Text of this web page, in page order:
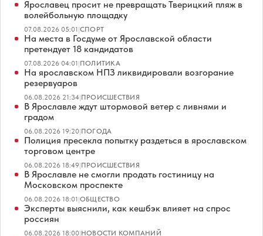
Ярославец просит не превращать Тверицкий пляж в
волейбольную площадку
07.08.2026 05:01|СПОРТ
На места в Госдуме от Ярославской области
претендует 18 кандидатов
07.08.2026 04:01|ПОЛИТИКА
На ярославском НПЗ ликвидировали возгорание
резервуаров
06.08.2026 21:34|ПРОИСШЕСТВИЯ
В Ярославле ждут штормовой ветер с ливнями и
градом
06.08.2026 19:20|ПОГОДА
Полиция пресекла попытку раздеться в ярославском
торговом центре
06.08.2026 18:49|ПРОИСШЕСТВИЯ
В Ярославле не смогли продать гостиницу на
Московском проспекте
06.08.2026 18:01|ОБЩЕСТВО
Эксперты выяснили, как кешбэк влияет на спрос
россиян
06.08.2026 18:00|НОВОСТИ КОМПАНИЙ